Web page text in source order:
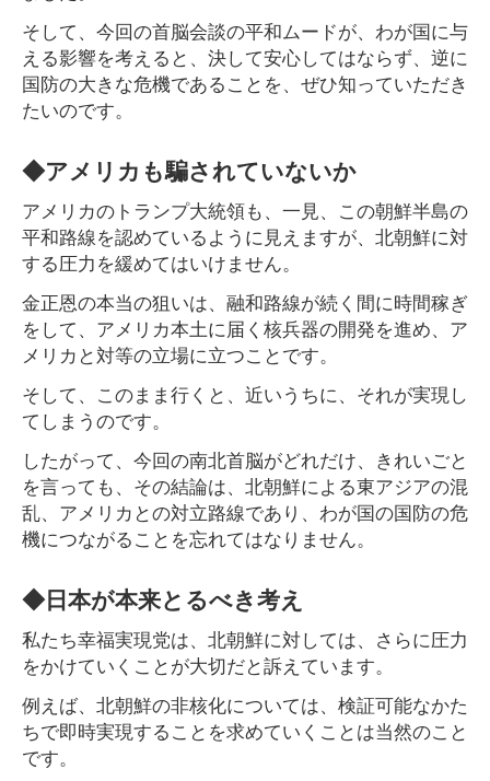
そして、今回の首脳会談の平和ムードが、わが国に与
える影響を考えると、決して安心してはならず、逆に
国防の大きな危機であることを、ぜひ知っていただき
たいのです。
◆アメリカも騙されていないか
アメリカのトランプ大統領も、一見、この朝鮮半島の
平和路線を認めているように見えますが、北朝鮮に対
する圧力を緩めてはいけません。
金正恩の本当の狙いは、融和路線が続く間に時間稼ぎ
をして、アメリカ本土に届く核兵器の開発を進め、ア
メリカと対等の立場に立つことです。
そして、このまま行くと、近いうちに、それが実現し
てしまうのです。
したがって、今回の南北首脳がどれだけ、きれいごと
を言っても、その結論は、北朝鮮による東アジアの混
乱、アメリカとの対立路線であり、わが国の国防の危
機につながることを忘れてはなりません。
◆日本が本来とるべき考え
私たち幸福実現党は、北朝鮮に対しては、さらに圧力
をかけていくことが大切だと訴えています。
例えば、北朝鮮の非核化については、検証可能なかた
ちで即時実現することを求めていくことは当然のこと
です。